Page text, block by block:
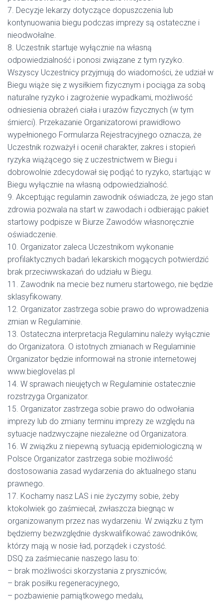
7. Decyzje lekarzy dotyczące dopuszczenia lub
kontynuowania biegu podczas imprezy są ostateczne i
nieodwołalne.
8. Uczestnik startuje wyłącznie na własną
odpowiedzialność i ponosi związane z tym ryzyko.
Wszyscy Uczestnicy przyjmują do wiadomości, że udział w
Biegu wiąże się z wysiłkiem fizycznym i pociąga za sobą
naturalne ryzyko i zagrożenie wypadkami, możliwość
odniesienia obrażeń ciała i urazów fizycznych (w tym
śmierci). Przekazanie Organizatorowi prawidłowo
wypełnionego Formularza Rejestracyjnego oznacza, że
Uczestnik rozważył i ocenił charakter, zakres i stopień
ryzyka wiążącego się z uczestnictwem w Biegu i
dobrowolnie zdecydował się podjąć to ryzyko, startując w
Biegu wyłącznie na własną odpowiedzialność.
9. Akceptując regulamin zawodnik oświadcza, że jego stan
zdrowia pozwala na start w zawodach i odbierając pakiet
startowy podpisze w Biurze Zawodów własnoręcznie
oświadczenie.
10. Organizator zaleca Uczestnikom wykonanie
profilaktycznych badań lekarskich mogących potwierdzić
brak przeciwwskazań do udziału w Biegu.
11. Zawodnik na mecie bez numeru startowego, nie będzie
sklasyfikowany.
12. Organizator zastrzega sobie prawo do wprowadzenia
zmian w Regulaminie.
13. Ostateczna interpretacja Regulaminu należy wyłącznie
do Organizatora. O istotnych zmianach w Regulaminie
Organizator będzie informował na stronie internetowej
www.bieglovelas.pl
14. W sprawach nieujętych w Regulaminie ostatecznie
rozstrzyga Organizator.
15. Organizator zastrzega sobie prawo do odwołania
imprezy lub do zmiany terminu imprezy ze względu na
sytuacje nadzwyczajne niezależne od Organizatora.
16. W związku z niepewną sytuacją epidemiologiczną w
Polsce Organizator zastrzega sobie możliwość
dostosowania zasad wydarzenia do aktualnego stanu
prawnego.
17. Kochamy nasz LAS i nie życzymy sobie, żeby
ktokolwiek go zaśmiecał, zwłaszcza biegnąc w
organizowanym przez nas wydarzeniu. W związku z tym
będziemy bezwzględnie dyskwalifikować zawodników,
którzy mają w nosie ład, porządek i czystość.
DSQ za zaśmiecanie naszego lasu to:
– brak możliwości skorzystania z pryszniców,
– brak posiłku regeneracyjnego,
– pozbawienie pamiątkowego medalu,